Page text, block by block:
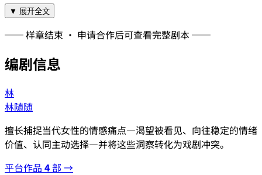
▼ 展开全文
── 样章结束 · 申请合作后可查看完整剧本 ──
编剧信息
林
林随随
擅长捕捉当代女性的情感痛点—渴望被看见、向往稳定的情绪
价值、认同主动选择—并将这些洞察转化为戏剧冲突。
平台作品 4部 →